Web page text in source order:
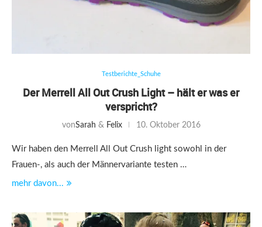
Testberichte_Schuhe
Der Merrell All Out Crush Light – hält er was er
verspricht?
vonSarah & Felix 10. Oktober 2016
Wir haben den Merrell All Out Crush light sowohl in der
Frauen-, als auch der Männervariante testen …
mehr davon...